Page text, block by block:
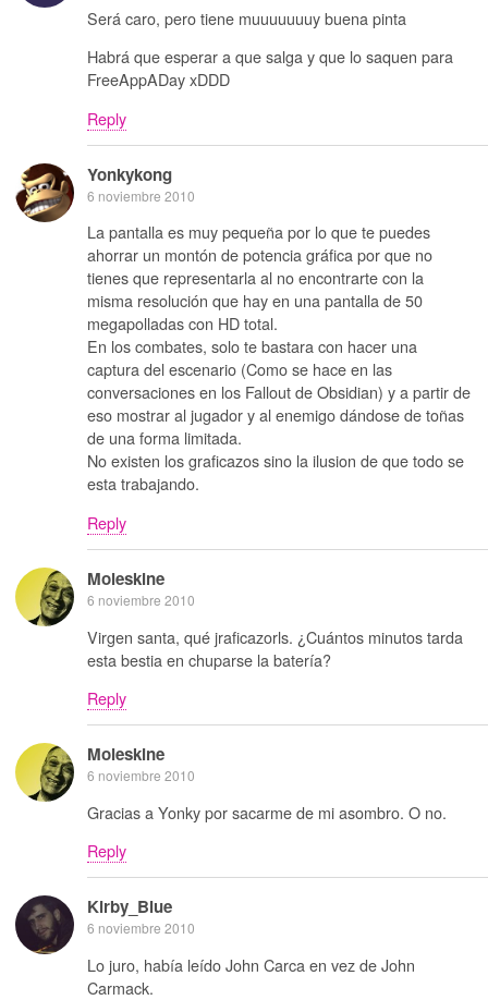
Será caro, pero tiene muuuuuuuy buena pinta
Habrá que esperar a que salga y que lo saquen para
FreeAppADay xDDD
Reply
Yonkykong
6 noviembre 2010
La pantalla es muy pequeña por lo que te puedes
ahorrar un montón de potencia gráfica por que no
tienes que representarla al no encontrarte con la
misma resolución que hay en una pantalla de 50
megapolladas con HD total.
En los combates, solo te bastara con hacer una
captura del escenario (Como se hace en las
conversaciones en los Fallout de Obsidian) y a partir de
eso mostrar al jugador y al enemigo dándose de toñas
de una forma limitada.
No existen los graficazos sino la ilusion de que todo se
esta trabajando.
Reply
Moleskine
6 noviembre 2010
Virgen santa, qué jraficazorls. ¿Cuántos minutos tarda
esta bestia en chuparse la batería?
Reply
Moleskine
6 noviembre 2010
Gracias a Yonky por sacarme de mi asombro. O no.
Reply
Kirby_Blue
6 noviembre 2010
Lo juro, había leído John Carca en vez de John
Carmack.